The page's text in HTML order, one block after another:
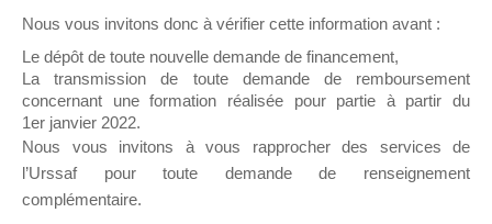
sur lequel il est possible de laisser un message
ou poser une question.
NB : Il est nécessaire d’êtreinscrit(e)pour
pouvoir rejoindre ce groupe
Nous vous invitons donc à vérifier cette information avant :
Le dépôt de toute nouvelle demande de financement,
La transmission de toute demande de remboursement
concernant une formation réalisée pour partie à partir du
1er janvier 2022.
Nous vous invitons à vous rapprocher des services de
l’Urssaf pour toute demande de renseignement
complémentaire.